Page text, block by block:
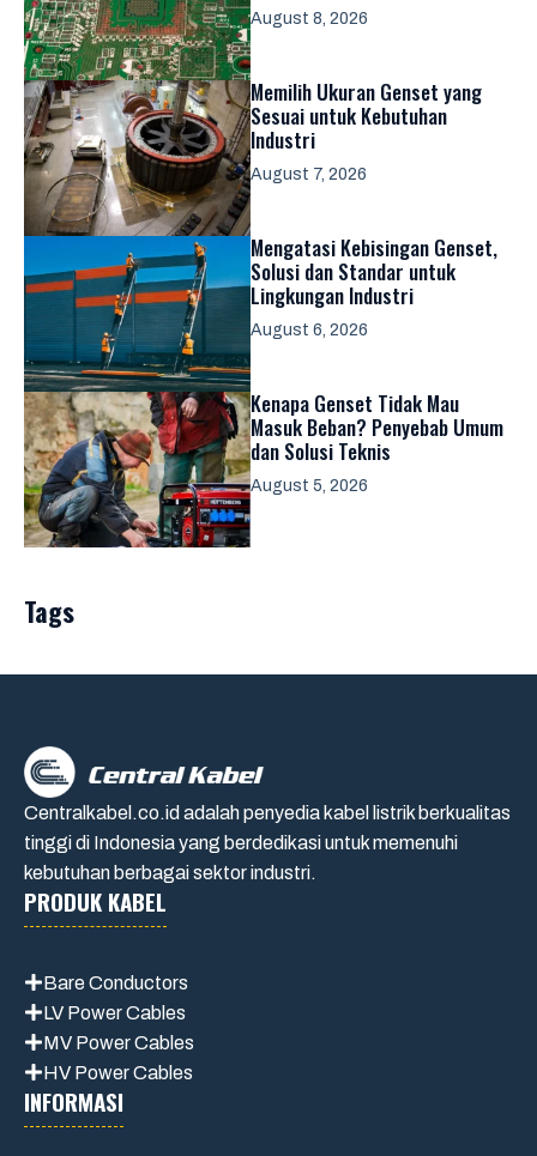
August 8, 2026
Memilih Ukuran Genset yang
Sesuai untuk Kebutuhan
Industri
August 7, 2026
Mengatasi Kebisingan Genset,
Solusi dan Standar untuk
Lingkungan Industri
August 6, 2026
Kenapa Genset Tidak Mau
Masuk Beban? Penyebab Umum
dan Solusi Teknis
August 5, 2026
Tags
Centralkabel.co.id adalah penyedia kabel listrik berkualitas
tinggi di Indonesia yang berdedikasi untuk memenuhi
kebutuhan berbagai sektor industri.
PRODUK KABEL
Bare Conductors
LV Power Cables
MV Power Cables
HV Power Cables
INFORMASI